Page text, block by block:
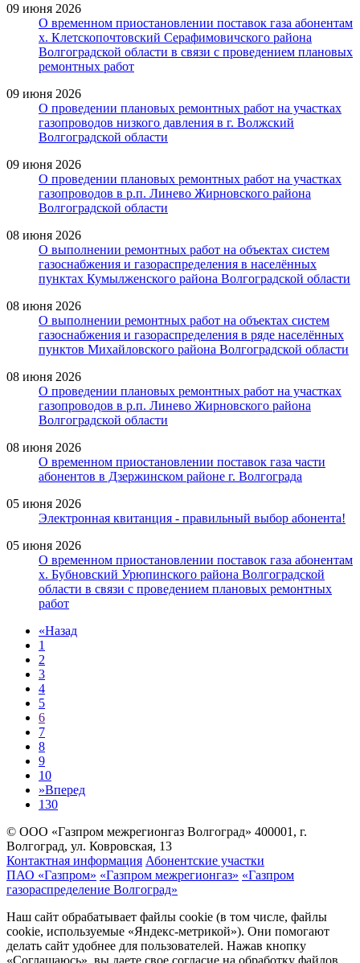
09 июня 2026
О временном приостановлении поставок газа абонентам
х. Клетскопочтовский Серафимовичского района
Волгоградской области в связи с проведением плановых
ремонтных работ
09 июня 2026
О проведении плановых ремонтных работ на участках
газопроводов низкого давления в г. Волжский
Волгоградской области
09 июня 2026
О проведении плановых ремонтных работ на участках
газопроводов в р.п. Линево Жирновского района
Волгоградской области
08 июня 2026
О выполнении ремонтных работ на объектах систем
газоснабжения и газораспределения в населённых
пунктах Кумылженского района Волгоградской области
08 июня 2026
О выполнении ремонтных работ на объектах систем
газоснабжения и газораспределения в ряде населённых
пунктов Михайловского района Волгоградской области
08 июня 2026
О проведении плановых ремонтных работ на участках
газопроводов в р.п. Линево Жирновского района
Волгоградской области
08 июня 2026
О временном приостановлении поставок газа части
абонентов в Дзержинском районе г. Волгограда
05 июня 2026
Электронная квитанция - правильный выбор абонента!
05 июня 2026
О временном приостановлении поставок газа абонентам
х. Бубновский Урюпинского района Волгоградской
области в связи с проведением плановых ремонтных
работ
«Назад
1
2
3
4
5
6
7
8
9
10
»Вперед
130
© ООО «Газпром межрегионгаз Волгоград» 400001, г.
Волгоград, ул. Ковровская, 13
Контактная информация Абонентские участки
ПАО «Газпром» «Газпром межрегионгаз» «Газпром
газораспределение Волгоград»
Наш сайт обрабатывает файлы cookie (в том числе, файлы
cookie, используемые «Яндекс-метрикой»). Они помогают
делать сайт удобнее для пользователей. Нажав кнопку
«Соглашаюсь», вы даете свое согласие на обработку файлов